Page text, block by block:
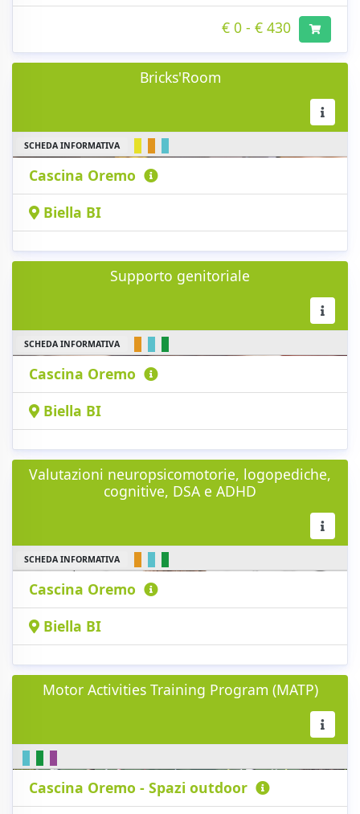
€ 0 - € 430
Bricks'Room
SCHEDA INFORMATIVA
Cascina Oremo
Biella BI
Supporto genitoriale
SCHEDA INFORMATIVA
Cascina Oremo
Biella BI
Valutazioni neuropsicomotorie, logopediche,
cognitive, DSA e ADHD
SCHEDA INFORMATIVA
Cascina Oremo
Biella BI
Motor Activities Training Program (MATP)
Cascina Oremo - Spazi outdoor